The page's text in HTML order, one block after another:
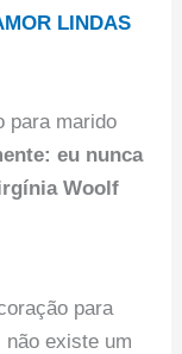
LINDAS
para marido
eu nunca
Woolf
para
não existe um